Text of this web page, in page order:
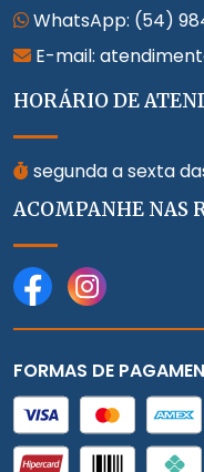
WhatsApp: (54)
E-mail:
HORÁRIO DE
segunda a sexta
ACOMPANHE NAS
FORMAS DE